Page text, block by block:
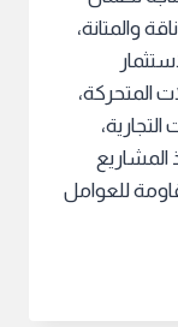
والمتانة،
المتحركة،
المشاريع
للعوامل